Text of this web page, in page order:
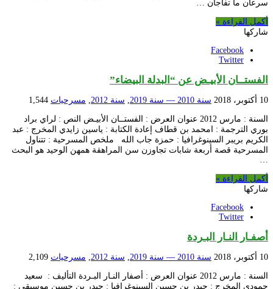
سرعان ما تفاجآن …
أكمل القراءة »
شاركها
Facebook
Twitter
الفستــان الأبيـض عن “البدلة البيضاء”
10 أكتوبر، 2018 سنة 2010 — سنة 2019 سنة 2012 مسرحيات 1,544
السنة : مارس 2012 عنوان العرض : الفستــان الأبيـض النص : لراي براد
بوري الترجمة : امحمد بن قطاف إعادة الكتابة : ياسين زايدي المخرج : عبد
الكريم بريبر السينوغرافيا : حمزة جاب الله ملخص المسرحية : تتناول
المسرحية قصة أربعة شابات تجاوزن سن المراهقة همهن الوحيد هو البحث
أكمل القراءة »
شاركها
Facebook
Twitter
أصفـار النـار البـردة
10 أكتوبر، 2018 سنة 2010 — سنة 2019 سنة 2012 مسرحيات 2,109
السنة : مارس 2012 عنوان العرض : أصفار النـار البـردة التأليف : سعيد
حمودي المخرج : حيدر بن حسين السينوغرافيا : حيدر بن حسين موسيقى :